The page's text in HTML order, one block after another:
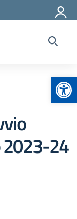
2023-24